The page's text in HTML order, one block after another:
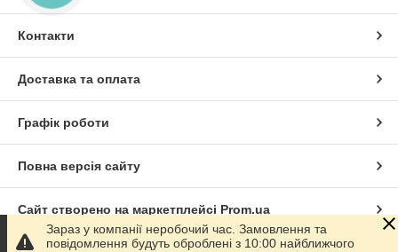
Контакти
Доставка та оплата
Графік роботи
Повна версія сайту
Сайт створено на маркетплейсі Prom.ua
Зараз у компанії неробочий час. Замовлення та
повідомлення будуть оброблені з 10:00 найближчого